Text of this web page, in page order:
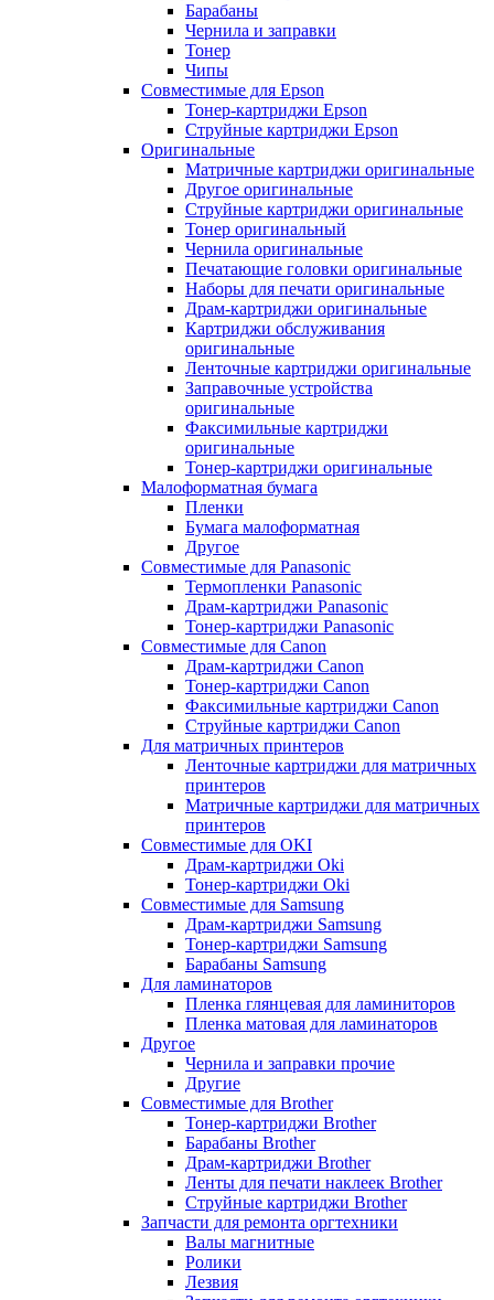
Барабаны
Чернила и заправки
Тонер
Чипы
Совместимые для Epson
Тонер-картриджи Epson
Струйные картриджи Epson
Оригинальные
Матричные картриджи оригинальные
Другое оригинальные
Струйные картриджи оригинальные
Тонер оригинальный
Чернила оригинальные
Печатающие головки оригинальные
Наборы для печати оригинальные
Драм-картриджи оригинальные
Картриджи обслуживания
оригинальные
Ленточные картриджи оригинальные
Заправочные устройства
оригинальные
Факсимильные картриджи
оригинальные
Тонер-картриджи оригинальные
Малоформатная бумага
Пленки
Бумага малоформатная
Другое
Совместимые для Panasonic
Термопленки Panasonic
Драм-картриджи Panasonic
Тонер-картриджи Panasonic
Совместимые для Canon
Драм-картриджи Canon
Тонер-картриджи Canon
Факсимильные картриджи Canon
Струйные картриджи Canon
Для матричных принтеров
Ленточные картриджи для матричных
принтеров
Матричные картриджи для матричных
принтеров
Совместимые для OKI
Драм-картриджи Oki
Тонер-картриджи Oki
Совместимые для Samsung
Драм-картриджи Samsung
Тонер-картриджи Samsung
Барабаны Samsung
Для ламинаторов
Пленка глянцевая для ламиниторов
Пленка матовая для ламинаторов
Другое
Чернила и заправки прочие
Другие
Совместимые для Brother
Тонер-картриджи Brother
Барабаны Brother
Драм-картриджи Brother
Ленты для печати наклеек Brother
Струйные картриджи Brother
Запчасти для ремонта оргтехники
Валы магнитные
Ролики
Лезвия